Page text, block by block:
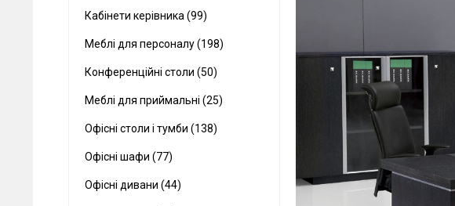
Кабінети керівника (99)
Меблі для персоналу (198)
Конференційні столи (50)
Меблі для приймальні (25)
Офісні столи і тумби (138)
Офісні шафи (77)
Офісні дивани (44)